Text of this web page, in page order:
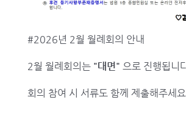
#2026년 2월 월례회의 안내
2월 월례회의는 "대면" 으로 진행됩니
회의 참여 시 서류도 함께 제출해주세